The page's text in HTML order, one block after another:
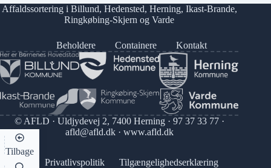
Affaldssortering i Billund, Hedensted, Herning, Ikast-Brande,
Ringkøbing-Skjern ogVarde
Beholdere Containere Kontakt
© AFLD · Uldjydevej 2, 7400 Herning · 97 37 33 77·
afld@afld.dk· www.afld.dk
Privatlivspolitik Tilgængelighedserklæring
Tilbage